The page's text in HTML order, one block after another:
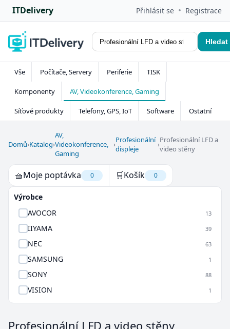
ITDelivery Přihlásit se • Registrace
Hledat
Vše Počítače, Servery Periferie TISK
Komponenty AV, Videokonference, Gaming
Síťové produkty Telefony, GPS, IoT Software Ostatní
Domů›Katalog›
AV,
Videokonference,
Gaming
›Profesionální
displeje
›Profesionální LFD a
video stěny
🧺Moje poptávka 0 🛒Košík 0
Výrobce
AVOCOR
13
IIYAMA 39
NEC 63
SAMSUNG 1
SONY 88
VISION 1
Profesionální LFD a video stěny